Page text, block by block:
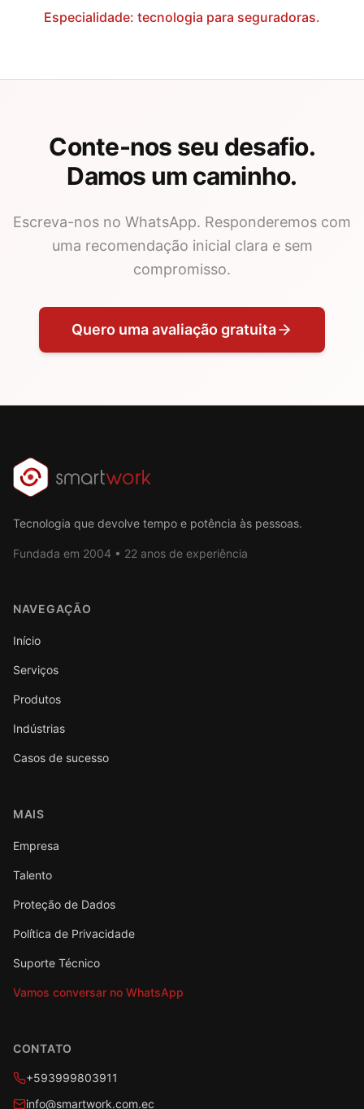
Especialidade: tecnologia para seguradoras.
Conte-nos seu desafio.
Damos um caminho.
Escreva-nos no WhatsApp. Responderemos com
uma recomendação inicial clara e sem
compromisso.
Quero uma avaliação gratuita
Tecnologia que devolve tempo e potência às pessoas.
Fundada em 2004 • 22 anos de experiência
NAVEGAÇÃO
Início
Serviços
Produtos
Indústrias
Casos de sucesso
MAIS
Empresa
Talento
Proteção de Dados
Política de Privacidade
Suporte Técnico
Vamos conversar no WhatsApp
CONTATO
+593999803911
info@smartwork.com.ec